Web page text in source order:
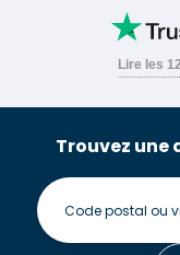
Trouvez une